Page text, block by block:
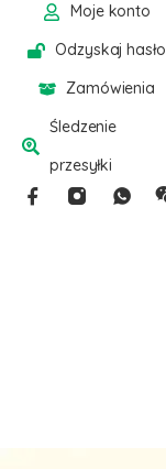
Moje konto
Odzyskaj hasło
Zamówienia
Śledzenie
przesyłki